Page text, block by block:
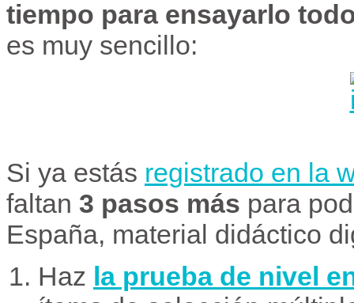
tiempo para ensayarlo
es muy sencillo:
Si ya estás registrado en la
faltan 3 pasos más para
España, material didáctico
Haz la prueba de nivel